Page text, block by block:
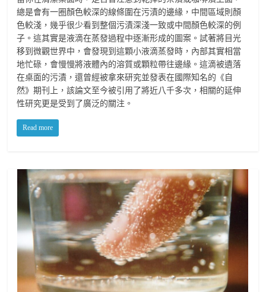
總是會有一圈顏色較深的線條圍在污漬的邊緣，中間區域則顏
色較淺，幾乎很少看到整個污漬深淺一致或中間顏色較深的例
子。這其實是液滴在蒸發過程中逐漸形成的圖案。試著將目光
移到微觀世界中，會發現到這顆小液滴蒸發時，內部其實相當
地忙碌，會慢慢將液體內的溶質或顆粒帶往邊緣。這滴被遺落
在桌面的污漬，還曾經被拿來研究並發表在國際知名的《自
然》期刊上，該論文至今被引用了將近八千多次，相關的延伸
性研究更是受到了廣泛的關注。
Read more